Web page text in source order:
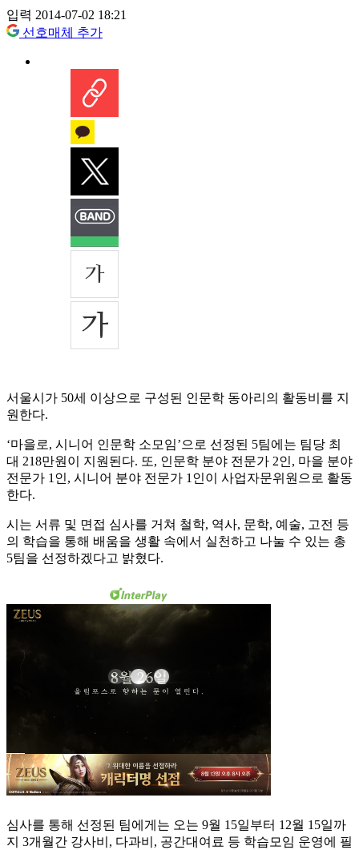
입력 2014-07-02 18:21
선호매체 추가
서울시가 50세 이상으로 구성된 인문학 동아리의 활동비를 지
원한다.
‘마을로, 시니어 인문학 소모임’으로 선정된 5팀에는 팀당 최
대 218만원이 지원된다. 또, 인문학 분야 전문가 2인, 마을 분야
전문가 1인, 시니어 분야 전문가 1인이 사업자문위원으로 활동
한다.
시는 서류 및 면접 심사를 거쳐 철학, 역사, 문학, 예술, 고전 등
의 학습을 통해 배움을 생활 속에서 실천하고 나눌 수 있는 총
5팀을 선정하겠다고 밝혔다.
심사를 통해 선정된 팀에게는 오는 9월 15일부터 12월 15일까
지 3개월간 강사비, 다과비, 공간대여료 등 학습모임 운영에 필